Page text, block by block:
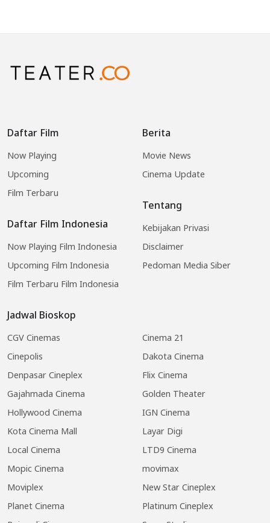
Daftar Film
Now Playing
Upcoming
Film Terbaru
Daftar Film Indonesia
Now Playing Film Indonesia
Upcoming Film Indonesia
Film Terbaru Film Indonesia
Jadwal Bioskop
CGV Cinemas
Cinema 21
Cinepolis
Dakota Cinema
Denpasar Cineplex
Flix Cinema
Gajahmada Cinema
Golden Theater
Hollywood Cinema
IGN Cinema
Kota Cinema Mall
Layar Digi
Local Cinema
LTD9 Cinema
Mopic Cinema
movimax
Moviplex
New Star Cineplex
Planet Cinema
Platinum Cineplex
Berita
Movie News
Cinema Update
Tentang
Kebijakan Privasi
Disclaimer
Pedoman Media Siber